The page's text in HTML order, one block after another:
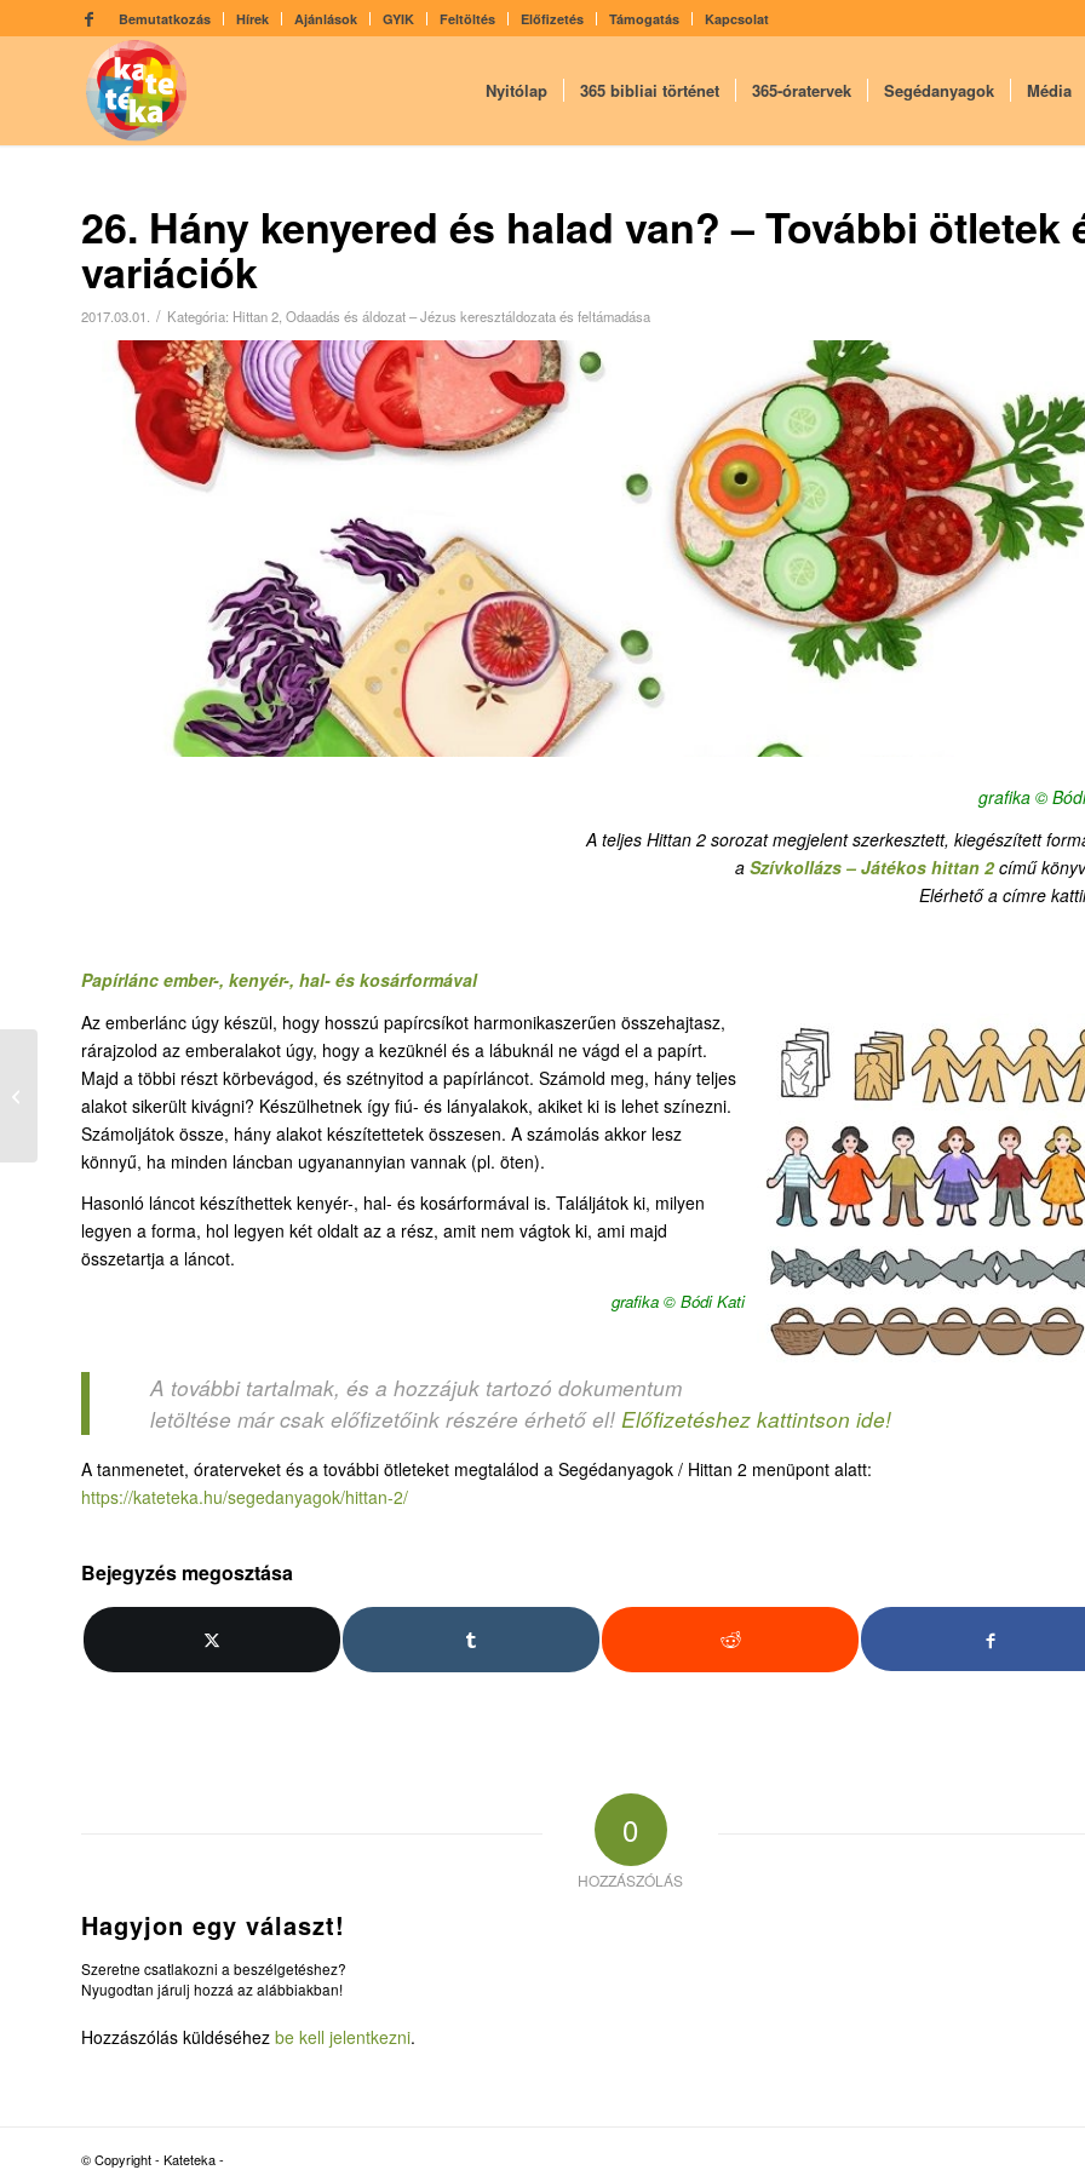
Bemutatkozás Hírek Ajánlások GYIK Feltöltés Előfizetés Támogatás Kapcsolat
Nyitólap 365 bibliai történet 365-óratervek Segédanyagok Média
26. Hány kenyered és halad van? – További ötletek
variációk
2017.03.01. / Kategória: Hittan 2 Odaadás és áldozat – Jézus keresztáldozata és feltámadása
grafika ©
A teljes Hittan 2 sorozat megjelent szerkesztett, kiegészített
a Szívkollázs – Játékos hittan 2című
Elérhető a címre
Papírlánc ember-, kenyér-, hal- és kosárformával
Az emberlánc úgy készül, hogy hosszú papírcsíkot harmonikaszerűen összehajtasz,
rárajzolod az emberalakot úgy, hogy a kezüknél és a lábuknál ne vágd el a papírt.
Majd a többi részt körbevágod, és szétnyitod a papírláncot. Számold meg, hány teljes
alakot sikerült kivágni? Készülhetnek így fiú- és lányalakok, akiket ki is lehet színezni.
Számoljátok össze, hány alakot készítettetek összesen. A számolás akkor lesz
könnyű, ha minden láncban ugyanannyian vannak (pl. öten).
Hasonló láncot készíthettek kenyér-, hal- és kosárformával is. Találjátok ki, milyen
legyen a forma, hol legyen két oldalt az a rész, amit nem vágtok ki, ami majd
összetartja a láncot.
grafika © Bódi Kati
A további tartalmak, és a hozzájuk tartozó dokumentum
letöltése már csak előfizetőink részére érhető el! Előfizetéshez kattintson ide!
A tanmenetet, óraterveket és a további ötleteket megtalálod a Segédanyagok / Hittan 2 menüpont alatt:
https://kateteka.hu/segedanyagok/hittan-2/
Bejegyzés megosztása
0
HOZZÁSZÓLÁS
Hagyjon egy választ!
Szeretne csatlakozni a beszélgetéshez?
Nyugodtan járulj hozzá az alábbiakban!
Hozzászólás küldéséhez be kell jelentkezni.
© Copyright - Kateteka -
26. Hány kenyered és
halad van? – Ötezer
ember megvendégelése